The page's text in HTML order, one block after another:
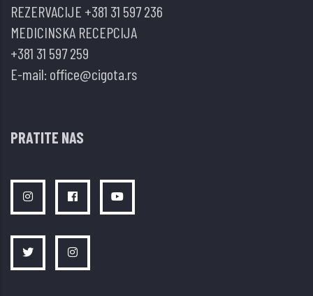
okrugu
REZERVACIJE +381 31 597 236
MEDICINSKA RECEPCIJA
+381 31 597 259
E-mail: office@cigota.rs
PRATITE NAS